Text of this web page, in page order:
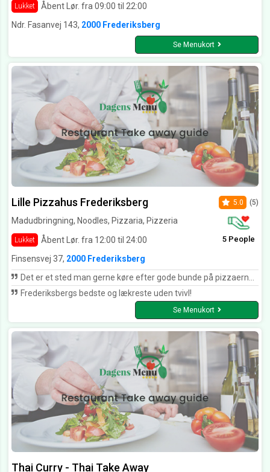
Lukket Åbent Lør. fra 09:00 til 22:00
Ndr. Fasanvej 143, 2000 Frederiksberg
Se Menukort
Lille Pizzahus Frederiksberg
Madudbringning, Noodles, Pizzaria, Pizzeria
Lukket Åbent Lør. fra 12:00 til 24:00
5.0 (5)
5 People
Finsensvej 37, 2000 Frederiksberg
Det er et sted man gerne køre efter gode bunde på pizzaerne service lidt normalt men maden er god så fra 1 til 5 = 4,7
Frederiksbergs bedste og lækreste uden tvivl!
Se Menukort
Thai Curry - Thai Take Away